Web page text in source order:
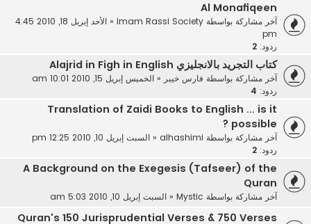
Al Monafiqeen
آخر مشاركة بواسطة Imam Rassi Society
«
الأحد إبريل 18, 2010 4:45
pm
ردود: 2
كتاب التجريد بالانجليزي Alajrid in Figh in English
آخر مشاركة بواسطة فارس خيبر« الخميس إبريل 15, 2010 10:01 am
ردود: 4
Translation of Zaidi Books to English ... is it
possible ?
آخر مشاركة بواسطة alhashimi
« السبت إبريل 10, 2010 12:25 pm
ردود: 2
A Background on the Exegesis (Tafseer) of the
Quran
آخر مشاركة بواسطة Mystic
« السبت إبريل 10, 2010 5:03 am
Quran's 150 Jurisprudential Verses & 750 Verses